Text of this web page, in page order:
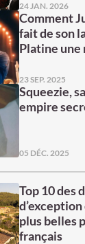
24 JAN. 2026
Comment
fait de son
Platine une
23 SEP. 2025
Squeezie,
empire
05 DÉC. 2025
Top 10 des
plus belles
français